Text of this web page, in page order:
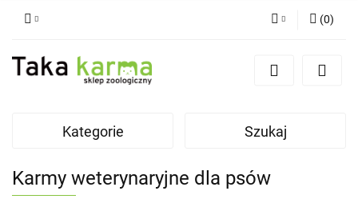
Zaloguj się
Zgody cookies
(0)
Kategorie Szukaj
Karmy weterynaryjne dla psów